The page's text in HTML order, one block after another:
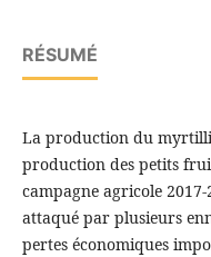
RÉSUMÉ
La production du
production des petits
campagne agricole
attaqué par plusieurs
pertes économiques